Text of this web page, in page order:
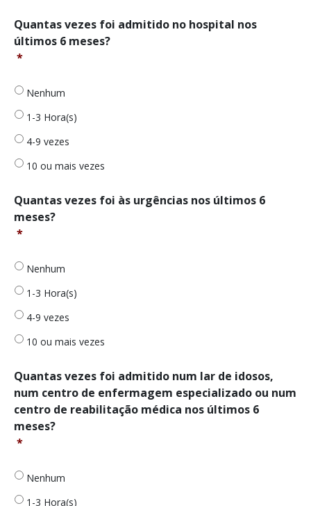
Quantas
vezes
foi
admitido
hospital
nos
últimos
6
meses?
*
Quantas vezes foi admitido no hospital nos
últimos 6 meses?
*
Nenhum
1-3 Hora(s)
4-9 vezes
10 ou mais vezes
Quantas
vezes
foi
às
nos
últimos
6
meses?
*
Quantas vezes foi às urgências nos últimos 6
meses?
*
Nenhum
1-3 Hora(s)
4-9 vezes
10 ou mais vezes
Quantas
vezes
foi
admitido
num
lar
idosos,
num
centro
Quantas vezes foi admitido num lar de idosos,
num centro de enfermagem especializado ou num
centro de reabilitação médica nos últimos 6
meses?
*
Nenhum
1-3 Hora(s)